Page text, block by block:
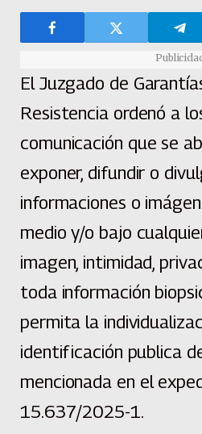
El Juzgado de
Resistencia ordenó a
comunicación que se
exponer, difundir o
informaciones o
medio y/o bajo
imagen, intimidad,
toda información
permita la
identificación publica
mencionada en el
15.637/2025-1.